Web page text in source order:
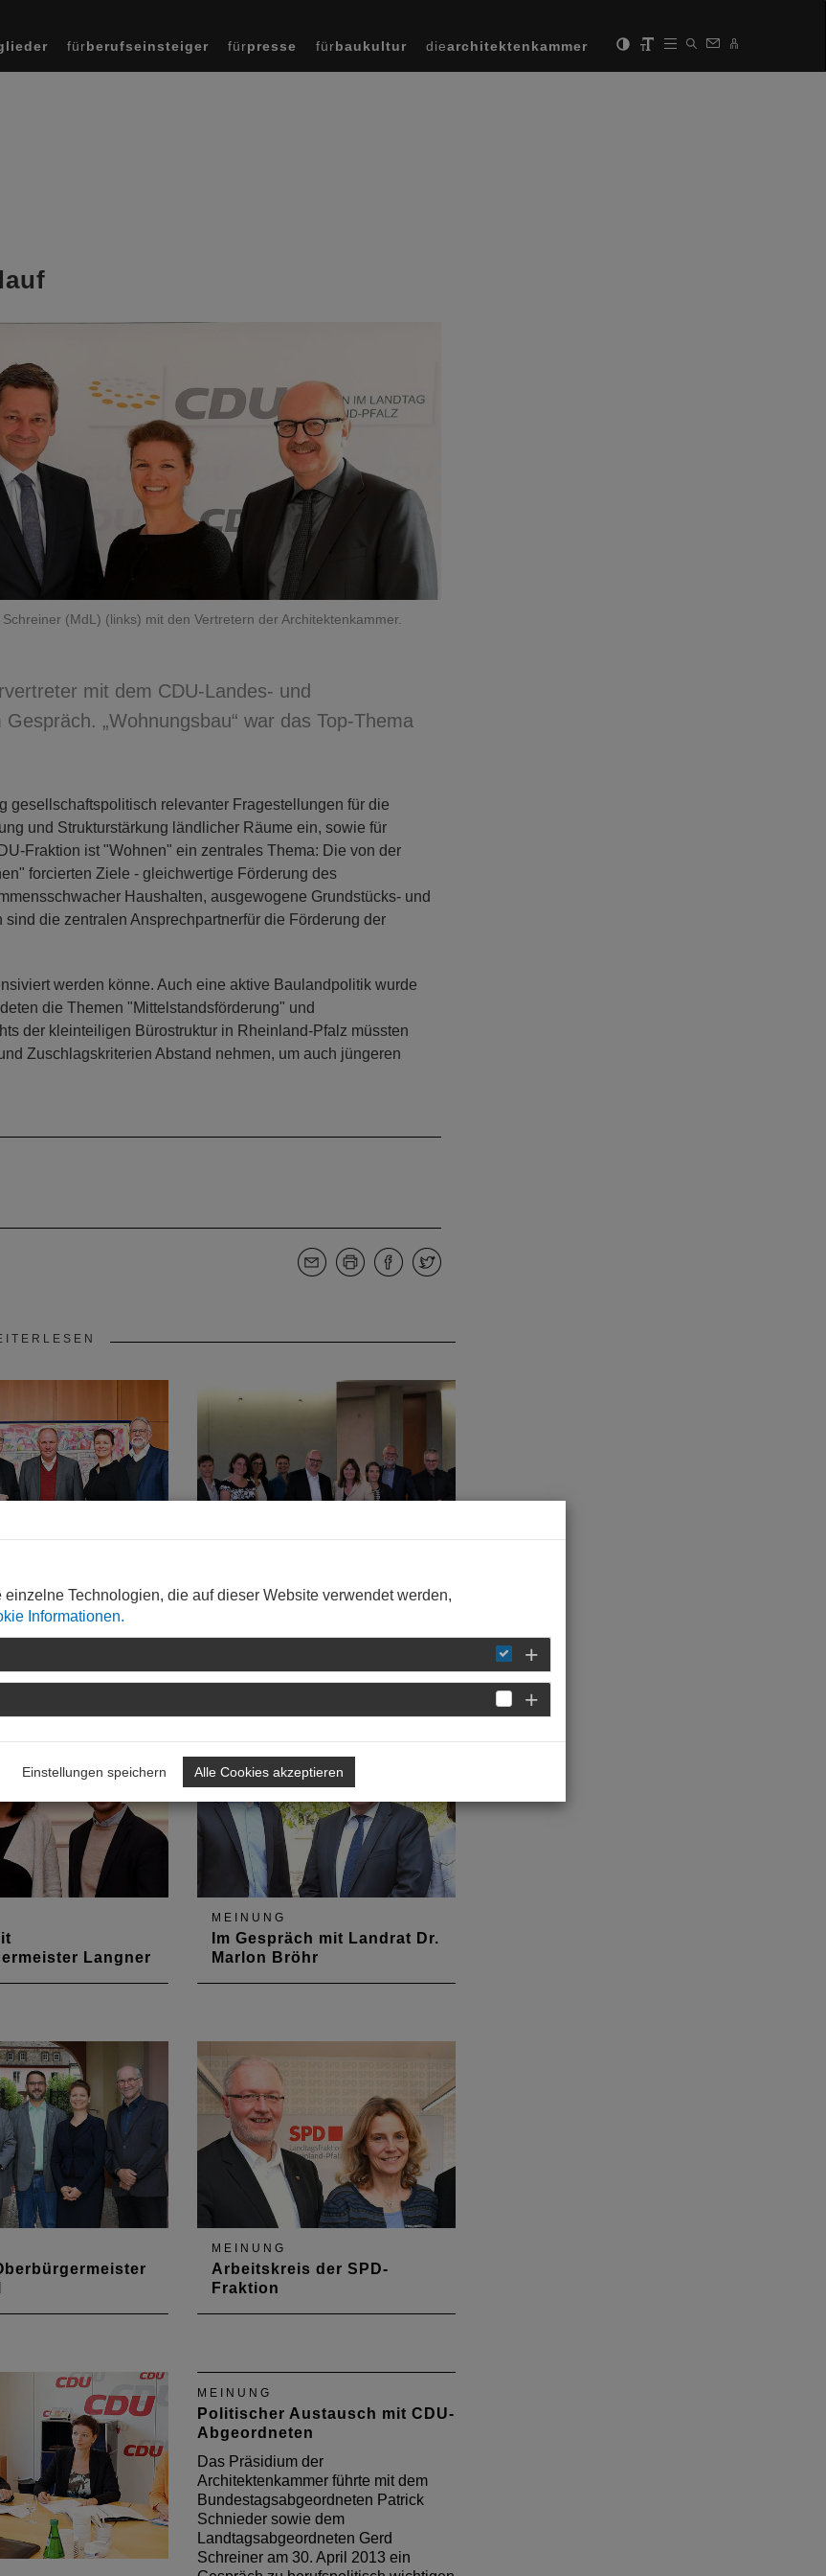
fürberufseinsteiger fürpresse fürbaukultur diearchitektenkammer
(MdL) (links) mit den Vertretern der Architektenkammer.
mit dem CDU-Landes- und
„Wohnungsbau“ war das Top-Thema
gesellschaftspolitisch relevanter Fragestellungen für die
und Strukturstärkung ländlicher Räume ein, sowie für
Fraktion ist "Wohnen" ein zentrales Thema: Die von der
forcierten Ziele - gleichwertige Förderung des
Haushalten, ausgewogene Grundstücks- und
die zentralen Ansprechpartnerfür die Förderung der
werden könne. Auch eine aktive Baulandpolitik wurde
die Themen "Mittelstandsförderung" und
der kleinteiligen Bürostruktur in Rheinland-Pfalz müssten
Zuschlagskriterien Abstand nehmen, um auch jüngeren
Kessel
Adolf Kessel statt,
von Worms
MEINUNG
Vertragsverletzungsverfahren war
der Vorsitzenden des
Ausschusses Bauen, Wohnen,
Stadtentwicklung und Kommunen
im Deutschen Bundestag am 26.
September 2019 in Berlin
Langner
seit Anfang Mai
der
ist. Integrierte
war das Top-
MEINUNG
Im Gespräch mit Landrat Dr.
Marlon Bröhr
Jahres
von Neustadt
MEINUNG
Arbeitskreis der SPD-
Fraktion
Wohnraumförderung und die
Balance zwischen Stadt und
Land.
MEINUNG
Politischer Austausch mit CDU-
Abgeordneten
Das Präsidium der
Architektenkammer führte mit dem
Bundestagsabgeordneten Patrick
Schnieder sowie dem
Landtagsabgeordneten Gerd
Schreiner am 30. April 2013 ein
einzelne Technologien, die auf dieser Website verwendet werden,
Informationen.
Einstellungen speichern Alle Cookies akzeptieren